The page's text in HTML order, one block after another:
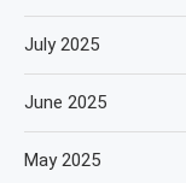
July 2025
June 2025
May 2025